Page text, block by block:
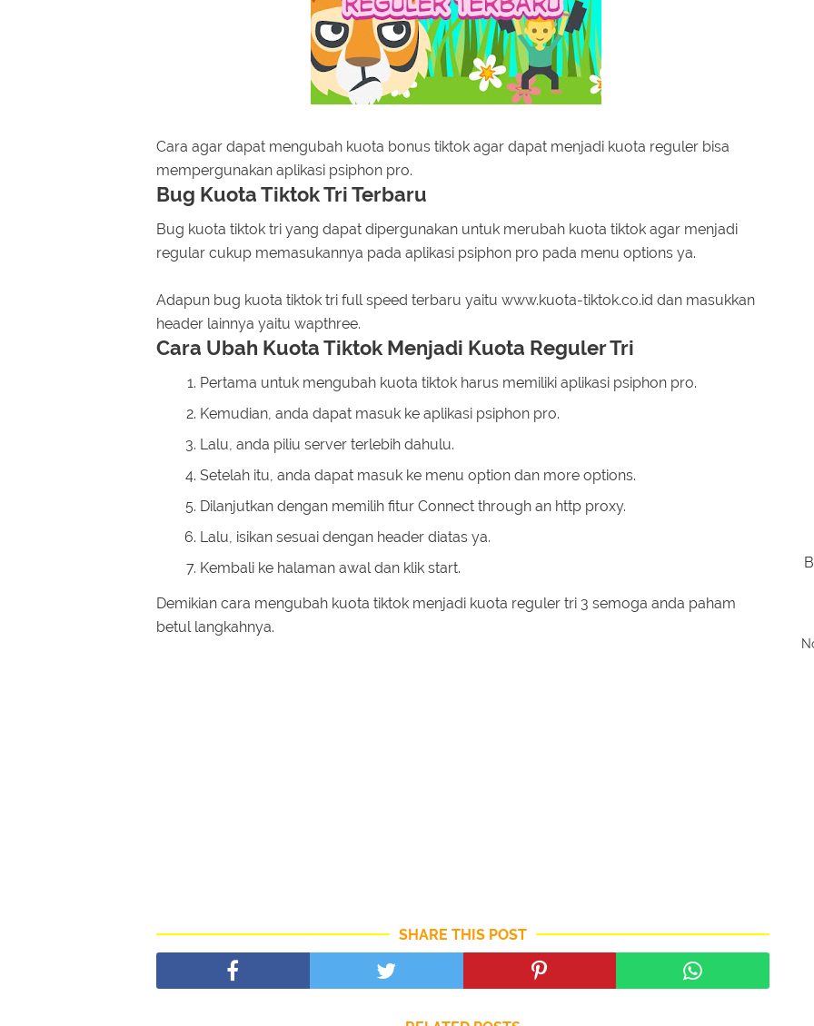
Cara agar dapat mengubah kuota bonus tiktok agar dapat menjadi kuota reguler bisa
mempergunakan aplikasi psiphon pro.
Bug Kuota Tiktok Tri Terbaru
Bug kuota tiktok tri yang dapat dipergunakan untuk merubah kuota tiktok agar menjadi
regular cukup memasukannya pada aplikasi psiphon pro pada menu options ya.
Adapun bug kuota tiktok tri full speed terbaru yaitu www.kuota-tiktok.co.id dan masukkan
header lainnya yaitu wapthree.
Cara Ubah Kuota Tiktok Menjadi Kuota Reguler Tri
Pertama untuk mengubah kuota tiktok harus memiliki aplikasi psiphon pro.
Kemudian, anda dapat masuk ke aplikasi psiphon pro.
Lalu, anda piliu server terlebih dahulu.
Setelah itu, anda dapat masuk ke menu option dan more options.
Dilanjutkan dengan memilih fitur Connect through an http proxy.
Lalu, isikan sesuai dengan header diatas ya.
Kembali ke halaman awal dan klik start.
Demikian cara mengubah kuota tiktok menjadi kuota reguler tri 3 semoga anda paham
betul langkahnya.
SHARE THIS POST